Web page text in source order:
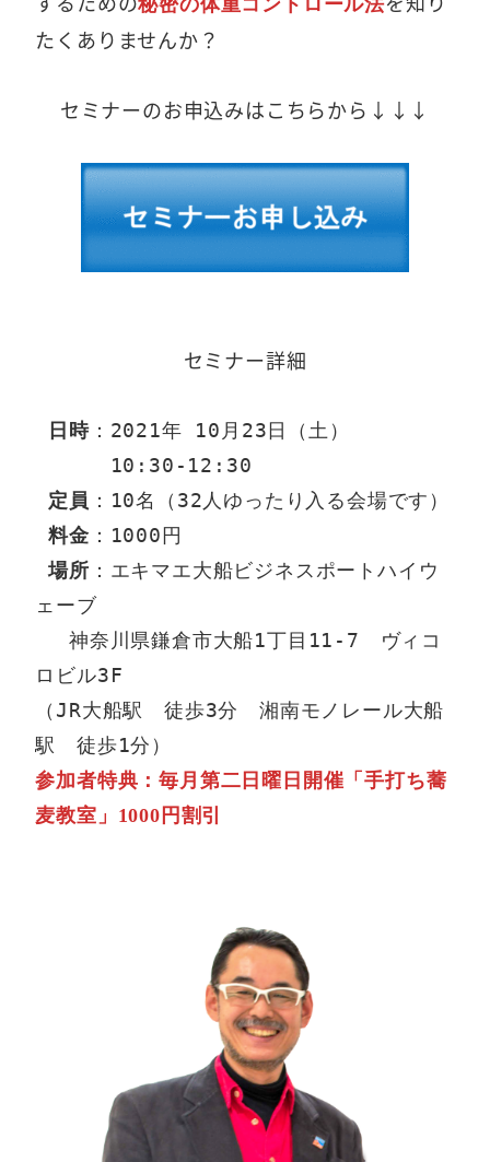
秘密の体重コントロール法
たくありませんか？
セミナーのお申込みはこちらから↓↓↓
セミナー詳細
日時：2021年 10月23日（土）
10:30-12:30
定員 ：10名（32人ゆったり入る会場です）
料金 ：1000円
場所 ：エキマエ大船ビジネスポートハイウ
ェーブ
ロビル3F
（JR大船駅　徒歩3分　湘南モノレール大船
参加者特典：毎月第二日曜日開催「手打ち蕎
麦教室」1000円割引